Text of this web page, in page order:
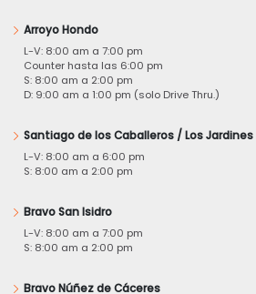
Arroyo Hondo
L-V: 8:00 am a 7:00 pm
Counter hasta las 6:00 pm
S: 8:00 am a 2:00 pm
D: 9:00 am a 1:00 pm (solo Drive Thru.)
Santiago de los Caballeros / Los Jardines
L-V: 8:00 am a 6:00 pm
S: 8:00 am a 2:00 pm
Bravo San Isidro
L-V: 8:00 am a 7:00 pm
S: 8:00 am a 2:00 pm
Bravo Núñez de Cáceres